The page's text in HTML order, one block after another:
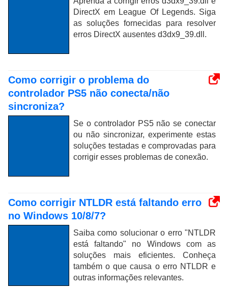
DirectX em League Of Legends. Siga
as soluções fornecidas para resolver
erros DirectX ausentes d3dx9_39.dll.
Como corrigir o problema do
controlador PS5 não conecta/não
sincroniza?
Se o controlador PS5 não se conectar
ou não sincronizar, experimente estas
soluções testadas e comprovadas para
corrigir esses problemas de conexão.
Como corrigir NTLDR está faltando erro
no Windows 10/8/7?
Saiba como solucionar o erro "NTLDR
está faltando" no Windows com as
soluções mais eficientes. Conheça
também o que causa o erro NTLDR e
outras informações relevantes.